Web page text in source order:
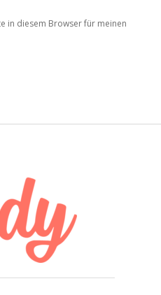
in diesem Browser für meinen